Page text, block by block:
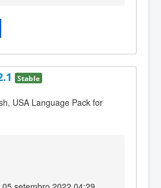
Stable
USA Language Pack for